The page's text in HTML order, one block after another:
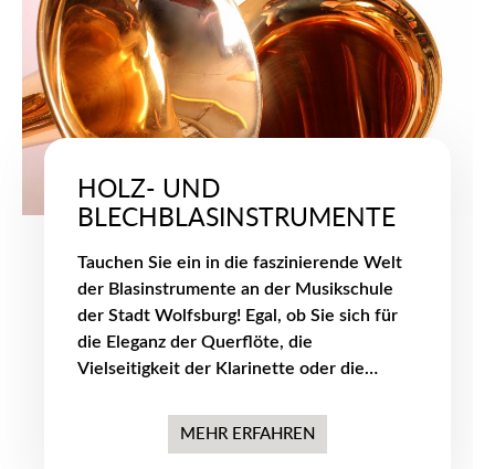
HOLZ- UND
BLECHBLASINSTRUMENTE
Tauchen Sie ein in die faszinierende Welt
der Blasinstrumente an der Musikschule
der Stadt Wolfsburg! Egal, ob Sie sich für
die Eleganz der Querflöte, die
Vielseitigkeit der Klarinette oder die
MEHR ERFAHREN